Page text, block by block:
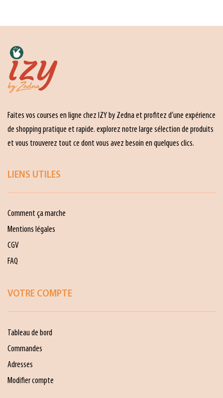
Faites vos courses en ligne chez IZY by Zedna et profitez d’une expérience
de shopping pratique et rapide. explorez notre large sélection de produits
et vous trouverez tout ce dont vous avez besoin en quelques clics.
LIENS UTILES
Comment ça marche
Mentions légales
CGV
FAQ
VOTRE COMPTE
Tableau de bord
Commandes
Adresses
Modifier compte